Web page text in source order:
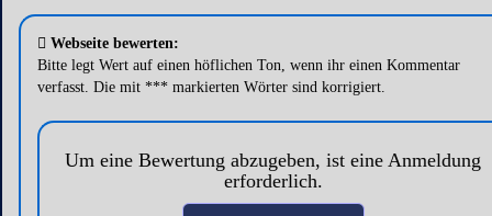
Webseite bewerten:
Bitte legt Wert auf einen höflichen Ton, wenn ihr einen Kommentar
verfasst. Die mit *** markierten Wörter sind korrigiert.
Um eine Bewertung abzugeben, ist eine Anmeldung
erforderlich.